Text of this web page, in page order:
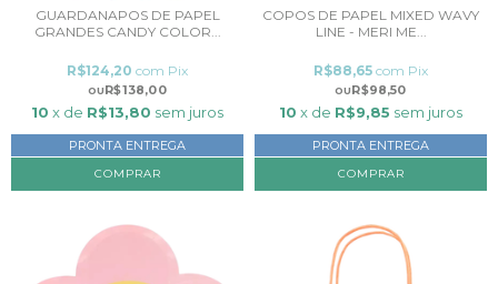
GUARDANAPOS DE PAPEL
GRANDES CANDY COLOR...
R$138,00
R$124,20 com Pix
10 x de R$13,80 sem juros
PRONTA ENTREGA
COMPRAR
COPOS DE PAPEL MIXED WAVY
LINE - MERI ME...
R$98,50
R$88,65 com Pix
10 x de R$9,85 sem juros
PRONTA ENTREGA